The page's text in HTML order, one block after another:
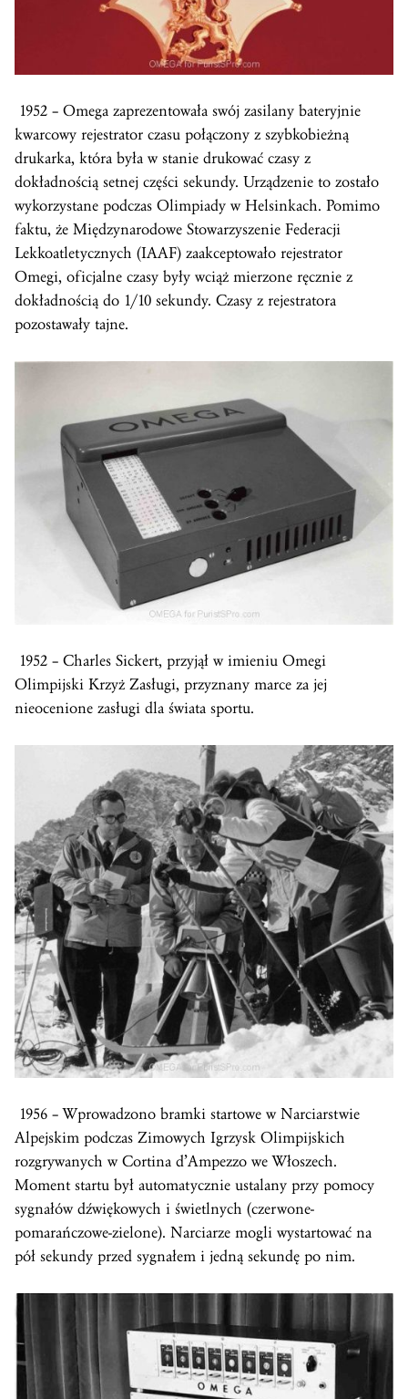
1952 – Omega zaprezentowała swój zasilany bateryjnie
kwarcowy rejestrator czasu połączony z szybkobieżną
drukarka, która była w stanie drukować czasy z
dokładnością setnej części sekundy. Urządzenie to zostało
wykorzystane podczas Olimpiady w Helsinkach. Pomimo
faktu, że Międzynarodowe Stowarzyszenie Federacji
Lekkoatletycznych (IAAF) zaakceptowało rejestrator
Omegi, oficjalne czasy były wciąż mierzone ręcznie z
dokładnością do 1/10 sekundy. Czasy z rejestratora
pozostawały tajne.
1952 – Charles Sickert, przyjął w imieniu Omegi
Olimpijski Krzyż Zasługi, przyznany marce za jej
nieocenione zasługi dla świata sportu.
1956 – Wprowadzono bramki startowe w Narciarstwie
Alpejskim podczas Zimowych Igrzysk Olimpijskich
rozgrywanych w Cortina d’Ampezzo we Włoszech.
Moment startu był automatycznie ustalany przy pomocy
sygnałów dźwiękowych i świetlnych (czerwone-
pomarańczowe-zielone). Narciarze mogli wystartować na
pół sekundy przed sygnałem i jedną sekundę po nim.